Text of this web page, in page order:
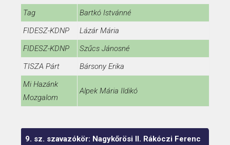
Tag
Bartkó Istvánné
FIDESZ-KDNP
Lázár Mária
FIDESZ-KDNP
Szűcs Jánosné
TISZA Párt
Bársony Erika
Mi Hazánk
Mozgalom
Alpek Mária Ildikó
9. sz. szavazókör: Nagykőrösi II. Rákóczi Ferenc